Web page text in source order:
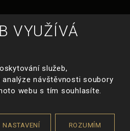
pro něj
Google.
VYUŽÍVÁ
služeb,
návštěvnosti soubory
webu s tím souhlasíte.
NASTAVENÍ ROZUMÍM
výběrem nástroje